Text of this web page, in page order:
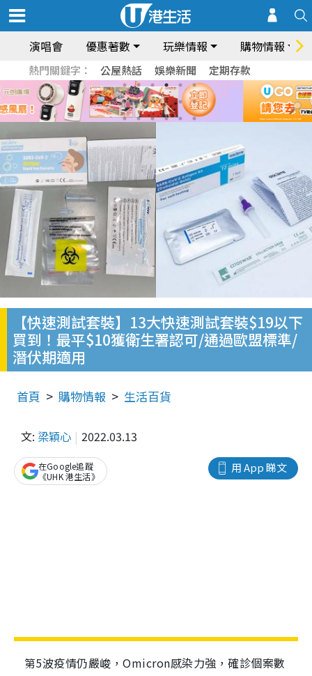
演唱會 優惠著數 玩樂情報 購物情報
熱門關鍵字： 公屋熱話 娛樂新聞 定期存款
【快速測試套裝】13大快速測試套裝$19以下
買到！最平$10獲衛生署認可/通過歐盟標準/
潛伏期適用
首頁 購物情報 生活百貨
文: 梁穎心 2022.03.13
用 App 睇文
在Google追蹤
《UHK 港生活》
第5波疫情仍嚴峻，Omicron感染力強，確診個案數